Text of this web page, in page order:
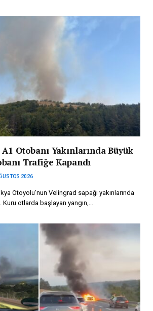
Otobanı Yakınlarında Büyük
Trafiğe Kapandı
2026
Otoyolu’nun Velingrad sapağı yakınlarında
Kuru otlarda başlayan yangın,…